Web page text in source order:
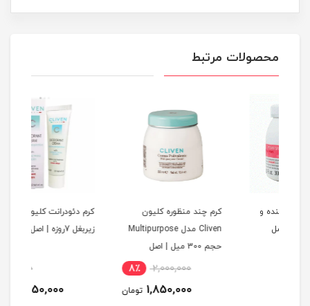
محصولات مرتبط
کرم چند منظوره کلیون
Cliven مدل Multipurpose
8٪
تومان
کرم دئودرانت کلیون ضد بوی
زیربغل 7روزه | اصل
تومان